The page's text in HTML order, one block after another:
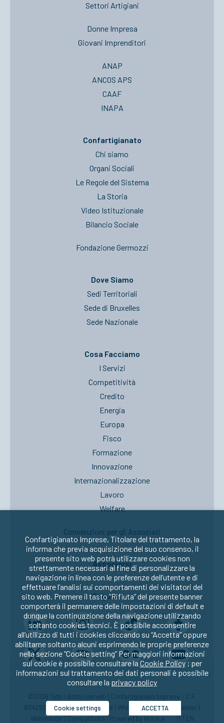
Settori Artigiani
Donne Impresa
Giovani Imprenditori
ANAP
ANCOS APS
CAAF
INAPA
Confartigianato
Chi siamo
Organi Sociali
Le Regole del Sistema
La Storia
Video Istituzionale
Bilancio Sociale
Fondazione Germozzi
Dove Siamo
Sedi Territoriali
Sede di Bruxelles
Sede Nazionale
Cosa Facciamo
I Servizi
Competitività
Credito
Energia
Europa
Fisco
Formazione
Innovazione
Internazionalizzazione
Lavoro
Welfare
Convenzioni per gli Associati
Associarsi
Seguici su:
©2026 Tutti i diritti riservati | Confartigianato Imprese – C.F.
80429270582 |Privacy|Cookie Whistleblowing|Disclaimer
Webmaster|Compatibilità| Powered by Horace IT EN
Confartigianato Imprese, Titolare del trattamento, la
informa che previa acquisizione del suo consenso, il
presente sito web potrà utilizzare cookies non
strettamente necessari al fine di personalizzare la
navigazione in linea con le preferenze dell’utente e di
effettuare l’analisi sui comportamenti dei visitatori del
sito web. Premere il tasto “Rifiuta” del presente banner
comporterà il permanere delle impostazioni di default e
dunque la continuazione della navigazione utilizzando
soltanto cookies tecnici. È possibile acconsentire
all’utilizzo di tutti i cookies cliccando su “Accetta” oppure
abilitarne soltanto alcuni esprimendo le proprie preferenze
nella sezione “Cookie setting” Per maggiori informazioni
sui cookie è possibile consultare la Cookie Policy; per
informazioni sul trattamento dei dati personali è possibile
consultare la privacy policy
Cookie settings ACCETTA